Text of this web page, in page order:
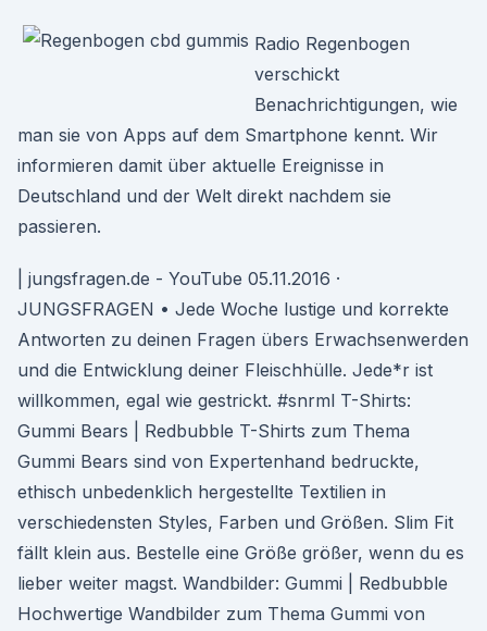
Radio Regenbogen
verschickt
Benachrichtigungen, wie
man sie von Apps auf dem Smartphone kennt. Wir
informieren damit über aktuelle Ereignisse in
Deutschland und der Welt direkt nachdem sie
passieren.
| jungsfragen.de - YouTube 05.11.2016 ·
JUNGSFRAGEN • Jede Woche lustige und korrekte
Antworten zu deinen Fragen übers Erwachsenwerden
und die Entwicklung deiner Fleischhülle. Jede*r ist
willkommen, egal wie gestrickt. #snrml T-Shirts:
Gummi Bears | Redbubble T-Shirts zum Thema
Gummi Bears sind von Expertenhand bedruckte,
ethisch unbedenklich hergestellte Textilien in
verschiedensten Styles, Farben und Größen. Slim Fit
fällt klein aus. Bestelle eine Größe größer, wenn du es
lieber weiter magst. Wandbilder: Gummi | Redbubble
Hochwertige Wandbilder zum Thema Gummi von